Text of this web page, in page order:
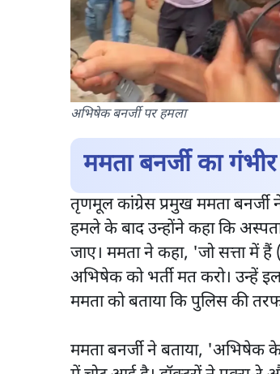
अभिषेक बनर्जी पर हमला
ममता बनर्जी का
तृणमूल कांग्रेस प्रमुख ममता
हमले के बाद उन्होंने कहा कि
जाए। ममता ने कहा, 'जो सत्ता में
अभिषेक को भर्ती मत करो। उन्हें
ममता को बताया कि पुलिस की
ममता बनर्जी ने बताया, 'अभिषेक